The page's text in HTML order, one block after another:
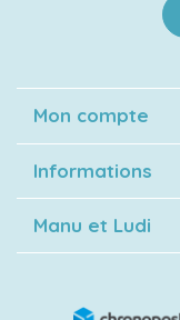
Mon compte
Informations
Manu et Ludi